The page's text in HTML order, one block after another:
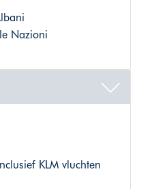
Nazioni
KLM vluchten